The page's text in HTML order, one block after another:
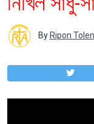
By Ripon